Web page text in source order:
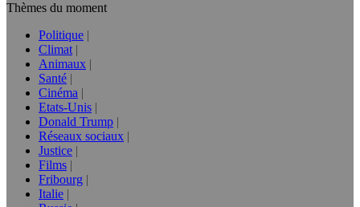
Thèmes du moment
Politique
Climat
Animaux
Santé
Cinéma
Etats-Unis
Donald Trump
Réseaux sociaux
Justice
Films
Fribourg
Italie